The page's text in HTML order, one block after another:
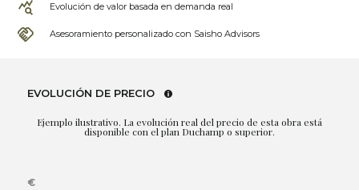
Evolución de valor basada en demanda real
Asesoramiento personalizado con Saisho Advisors
EVOLUCIÓN DE PRECIO
Ejemplo ilustrativo. La evolución real del precio de esta obra está
disponible con el plan Duchamp o superior.